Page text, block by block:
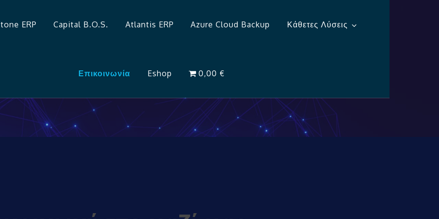
ERP Capital B.O.S. Atlantis ERP Azure Cloud Backup Κάθετες Λύσεις
Επικοινωνία Eshop 0,00 €